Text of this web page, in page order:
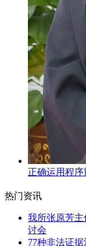
正确运用程
热门资讯
我所张原芳
讨会
77种非法证据